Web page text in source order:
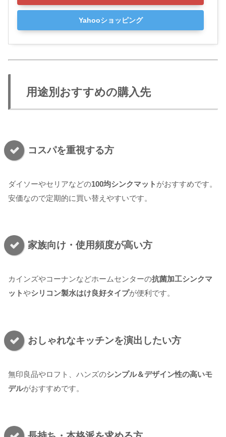
Yahooショッピング
用途別おすすめの購入先
コスパを重視する方
ダイソーやセリアなどの100均シンクマット がおすすめです。
安価なので定期的に買い替えやすいです。
家族向け・使用頻度が高い方
カインズやコーナンなどホームセンターの抗菌加工シンクマ
ットやシリコン製水はけ良好タイプが便利です。
おしゃれなキッチンを演出したい方
無印良品やロフト、ハンズのシンプル＆デザイン性の高いモ
デルがおすすめです。